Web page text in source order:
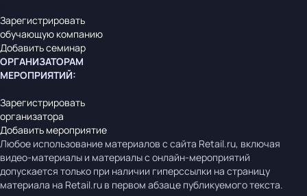
Зарегистрировать
обучающую компанию
Добавить семинар
ОРГАНИЗАТОРАМ
МЕРОПРИЯТИЙ:
Зарегистрировать
организатора
Добавить мероприятие
Любое использование материалов с сайта Retail.ru, включая
видео-материалы и материалы с онлайн-мероприятий
допускается только при наличии гиперссылки на страницу
материала на Retail.ru в первом абзаце публикуемого текста.